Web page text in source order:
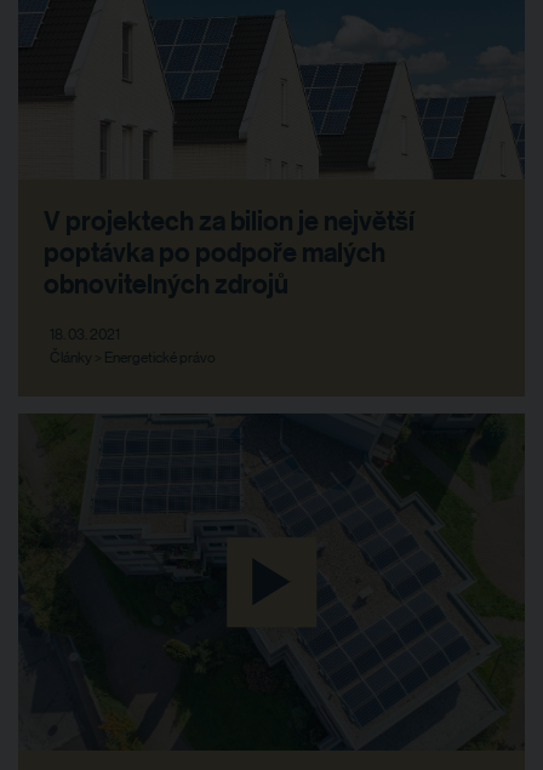
V projektech za bilion je největší
poptávka po podpoře malých
obnovitelných zdrojů
18. 03. 2021
Články > Energetické právo